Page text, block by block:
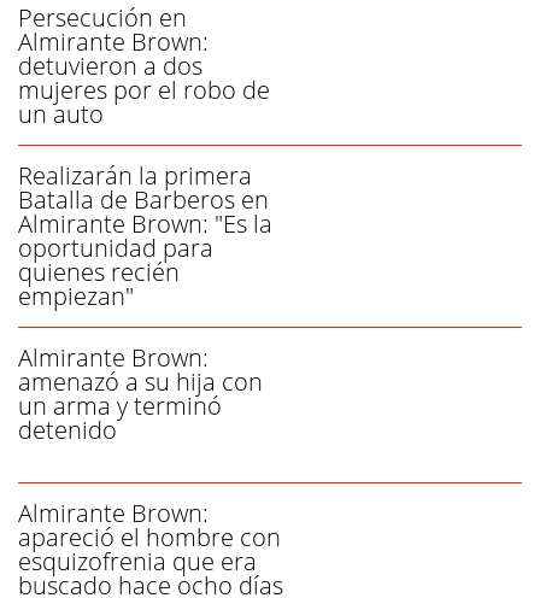
Persecución en
Almirante Brown:
detuvieron a dos
mujeres por el robo de
un auto
Realizarán la primera
Batalla de Barberos en
Almirante Brown: "Es la
oportunidad para
quienes recién
empiezan"
Almirante Brown:
amenazó a su hija con
un arma y terminó
detenido
Almirante Brown:
apareció el hombre con
esquizofrenia que era
buscado hace ocho días